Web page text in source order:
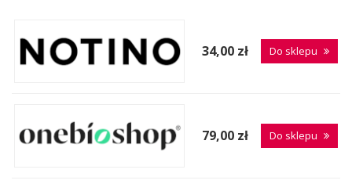
34,00 zł Do sklepu
79,00 zł Do sklepu